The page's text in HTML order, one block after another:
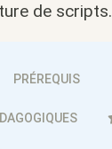
de scripts.
PRÉREQUIS